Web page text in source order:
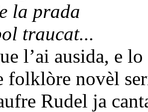
la prada
traucat...
l’ai ausida, e
folklòre novèl
Rudel ja